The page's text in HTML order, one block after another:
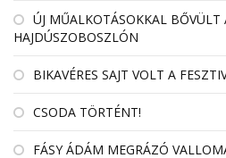
ÚJ MŰALKOTÁSOKKAL
HAJDÚSZOBOSZLÓN
BIKAVÉRES SAJT VOLT A
CSODA TÖRTÉNT!
FÁSY ÁDÁM MEGRÁZÓ